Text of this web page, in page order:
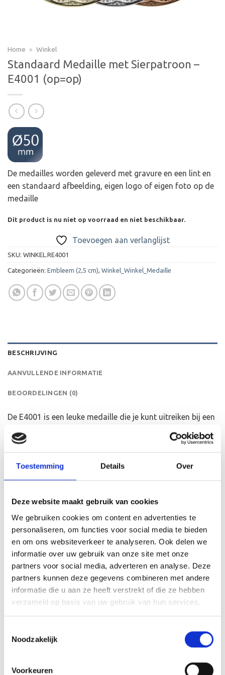
Toestemming Details Over
Deze website maakt gebruik van cookies
We gebruiken cookies om content en advertenties te
personaliseren, om functies voor social media te bieden
en om ons websiteverkeer te analyseren. Ook delen we
informatie over uw gebruik van onze site met onze
partners voor social media, adverteren en analyse. Deze
partners kunnen deze gegevens combineren met andere
informatie die u aan ze heeft verstrekt of die ze hebben
verzameld op basis van uw gebruik van hun services.
Noodzakelijk
Voorkeuren
Home » Winkel
Standaard Medaille met Sierpatroon –
E4001 (op=op)
De medailles worden geleverd met gravure en een lint en
een standaard afbeelding, eigen logo of eigen foto op de
medaille
Dit product is nu niet op voorraad en niet beschikbaar.
Toevoegen aan verlanglijst
SKU: WINKEL.RE4001
Categorieën: Embleem (2,5 cm), Winkel_Winkel_Medaille
BESCHRIJVING
AANVULLENDE INFORMATIE
BEOORDELINGEN (0)
De E4001 is een leuke medaille die je kunt uitreiken bij een
een businessevenement of als leuk cadeautje. We kunnen
de medaille personaliseren door middel van gravure aan
de achterkant van de medaille. We zetten doormiddel van
mechanisch graveren jouw opgegeven tekst aan de
klaar geleverd, dus inclusief een halslint aan het haakje
van de medaille Op de voorkant van de medaille
bevestigen we een afbeelding. Dit kan een van onze
tweehonderd standaard afbeeldingen zijn, maar ook een
eigen logo of afbeelding. Deze kun je uploaden via het
menu
Toevoegen